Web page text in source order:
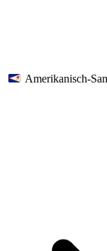
Amerikanisch-